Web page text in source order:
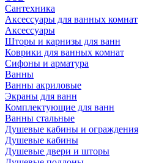
Сантехника
Аксессуары для ванных комнат
Аксессуары
Шторы и карнизы для ванн
Коврики для ванных комнат
Сифоны и арматура
Ванны
Ванны акриловые
Экраны для ванн
Комплектующие для ванн
Ванны стальные
Душевые кабины и ограждения
Душевые кабины
Душевые двери и шторы